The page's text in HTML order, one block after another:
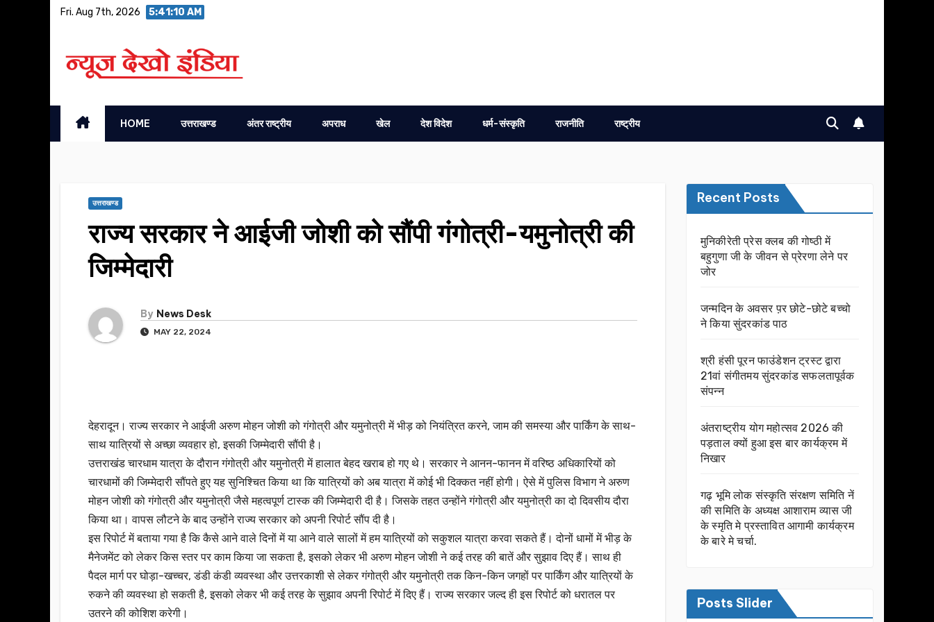
Fri. Aug 7th, 2026 5:41:11 AM
HOME उत्तराखण्ड अंतर राष्ट्रीय अपराध खेल देश विदेश धर्म-संस्कृति राजनीति राष्ट्रीय
उत्तराखण्ड
राज्य सरकार ने आईजी जोशी को सौंपी गंगोत्री-यमुनोत्री की
जिम्मेदारी
By News Desk
MAY 22, 2024
देहरादून। राज्य सरकार ने आईजी अरुण मोहन जोशी को गंगोत्री और यमुनोत्री में भीड़ को नियंत्रित करने, जाम की समस्या और पार्किंग के साथ-
साथ यात्रियों से अच्छा व्यवहार हो, इसकी जिम्मेदारी सौंपी है।
उत्तराखंड चारधाम यात्रा के दौरान गंगोत्री और यमुनोत्री में हालात बेहद खराब हो गए थे। सरकार ने आनन-फानन में वरिष्ठ अधिकारियों को
चारधामों की जिम्मेदारी सौंपते हुए यह सुनिश्चित किया था कि यात्रियों को अब यात्रा में कोई भी दिक्कत नहीं होगी। ऐसे में पुलिस विभाग ने अरुण
मोहन जोशी को गंगोत्री और यमुनोत्री जैसे महत्वपूर्ण टास्क की जिम्मेदारी दी है। जिसके तहत उन्होंने गंगोत्री और यमुनोत्री का दो दिवसीय दौरा
किया था। वापस लौटने के बाद उन्होंने राज्य सरकार को अपनी रिपोर्ट सौंप दी है।
इस रिपोर्ट में बताया गया है कि कैसे आने वाले दिनों में या आने वाले सालों में हम यात्रियों को सकुशल यात्रा करवा सकते हैं। दोनों धामों में भीड़ के
मैनेजमेंट को लेकर किस स्तर पर काम किया जा सकता है, इसको लेकर भी अरुण मोहन जोशी ने कई तरह की बातें और सुझाव दिए हैं। साथ ही
पैदल मार्ग पर घोड़ा-खच्चर, डंडी कंडी व्यवस्था और उत्तरकाशी से लेकर गंगोत्री और यमुनोत्री तक किन-किन जगहों पर पार्किंग और यात्रियों के
रुकने की व्यवस्था हो सकती है, इसको लेकर भी कई तरह के सुझाव अपनी रिपोर्ट में दिए हैं। राज्य सरकार जल्द ही इस रिपोर्ट को धरातल पर
उतरने की कोशिश करेगी।
Recent Posts
मुनिकीरेती प्रेस क्लब की गोष्ठी में
बहुगुणा जी के जीवन से प्रेरणा लेने पर
जोर
जन्मदिन के अवसर प़र छोटे-छोटे बच्चो
ने किया सुंदरकांड पाठ
श्री हंसी पूरन फाउंडेशन ट्रस्ट द्वारा
21वां संगीतमय सुंदरकांड सफलतापूर्वक
संपन्न
अंतराष्ट्रीय योग महोत्सव 2026 की
पड़ताल क्यों हुआ इस बार कार्यक्रम में
निखार
गढ़ भूमि लोक संस्कृति संरक्षण समिति नें
की समिति के अध्यक्ष आशाराम व्यास जी
के स्मृति मे प्रस्तावित आगामी कार्यक्रम
के बारे मे चर्चा.
Posts Slider